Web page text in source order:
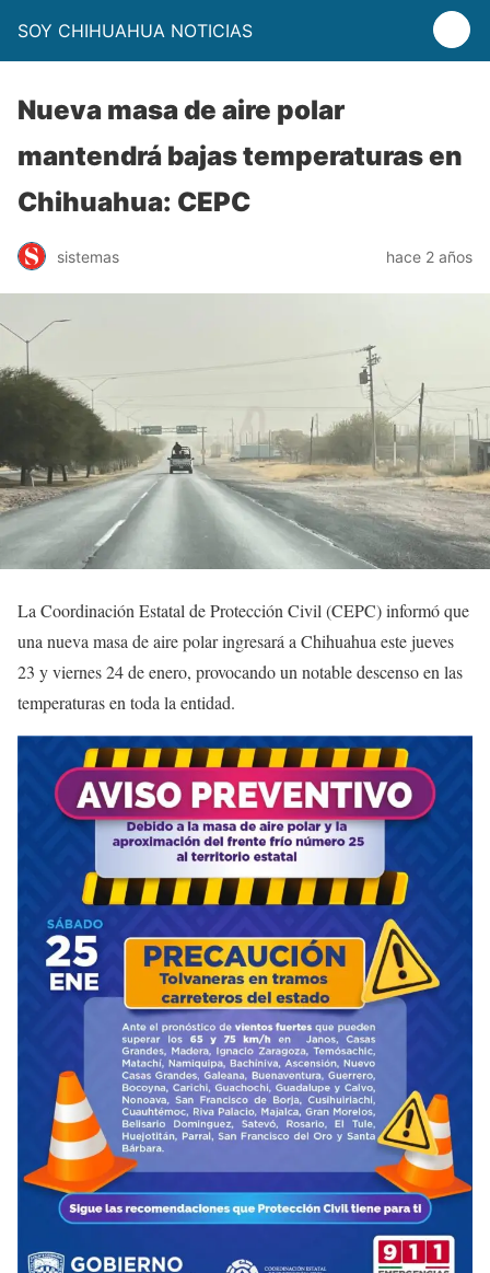
SOY CHIHUAHUA NOTICIAS
Nueva masa de aire polar
mantendrá bajas temperaturas en
Chihuahua: CEPC
sistemas hace 2 años
La Coordinación Estatal de Protección Civil (CEPC) informó que
una nueva masa de aire polar ingresará a Chihuahua este jueves
23 y viernes 24 de enero, provocando un notable descenso en las
temperaturas en toda la entidad.